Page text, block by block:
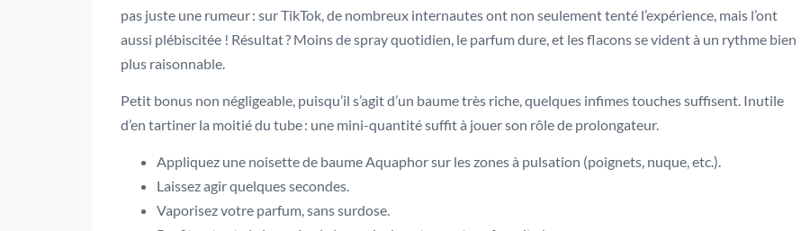
pas juste une rumeur : sur TikTok, de nombreux internautes ont non seulement tenté l’expérience, mais l’ont
aussi plébiscitée ! Résultat ? Moins de spray quotidien, le parfum dure, et les flacons se vident à un rythme bien
plus raisonnable.
Petit bonus non négligeable, puisqu’il s’agit d’un baume très riche, quelques infimes touches suffisent. Inutile
d’en tartiner la moitié du tube : une mini-quantité suffit à jouer son rôle de prolongateur.
Appliquez une noisette de baume Aquaphor sur les zones à pulsation (poignets, nuque, etc.).
Laissez agir quelques secondes.
Vaporisez votre parfum, sans surdose.